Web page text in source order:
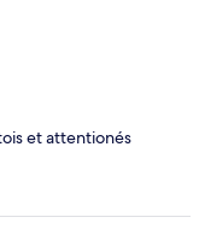
et attentionés